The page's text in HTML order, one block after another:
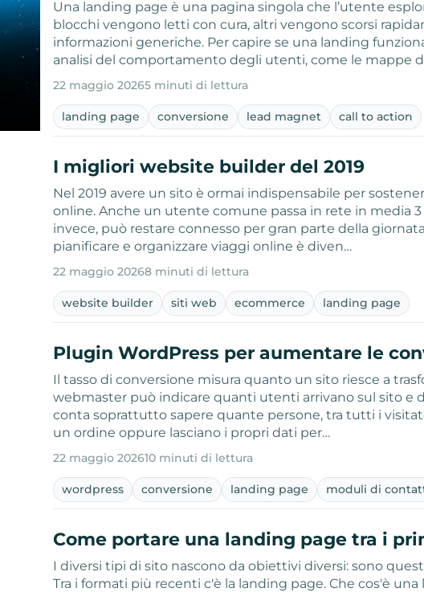
Una landing page è una pagina singola che l’utente
blocchi vengono letti con cura, altri vengono scorsi
informazioni generiche. Per capire se una landing
analisi del comportamento degli utenti, come le mappe
22 maggio 20265 minuti di lettura
landing page conversione lead magnet call to action
I migliori website builder del 2019
Nel 2019 avere un sito è ormai indispensabile per
online. Anche un utente comune passa in rete in media
invece, può restare connesso per gran parte della
pianificare e organizzare viaggi online è diven…
22 maggio 20268 minuti di lettura
website builder siti web ecommerce landing page
Plugin WordPress per aumentare le
Il tasso di conversione misura quanto un sito riesce a
webmaster può indicare quanti utenti arrivano sul sito e
conta soprattutto sapere quante persone, tra tutti i
un ordine oppure lasciano i propri dati per…
22 maggio 202610 minuti di lettura
wordpress conversione landing page moduli di
Come portare una landing page tra i
I diversi tipi di sito nascono da obiettivi diversi: sono
Tra i formati più recenti c'è la landing page. Che cos'è